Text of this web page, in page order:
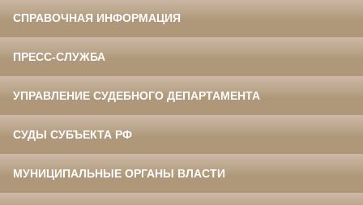
СПРАВОЧНАЯ ИНФОРМАЦИЯ
ПРЕСС-СЛУЖБА
УПРАВЛЕНИЕ СУДЕБНОГО ДЕПАРТАМЕНТА
СУДЫ СУБЪЕКТА РФ
МУНИЦИПАЛЬНЫЕ ОРГАНЫ ВЛАСТИ